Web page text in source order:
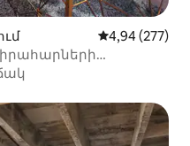
Միջին
4,94 (277)